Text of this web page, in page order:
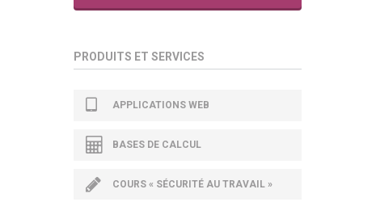
PRODUITS ET SERVICES
APPLICATIONS WEB
BASES DE CALCUL
COURS « SÉCURITÉ AU TRAVAIL »